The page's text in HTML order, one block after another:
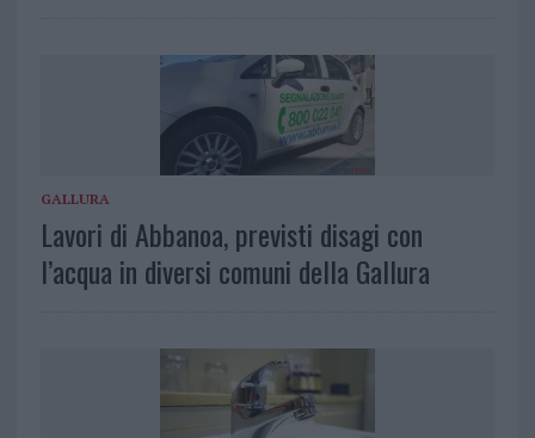
GALLURA
Lavori di Abbanoa, previsti disagi con
l’acqua in diversi comuni della Gallura